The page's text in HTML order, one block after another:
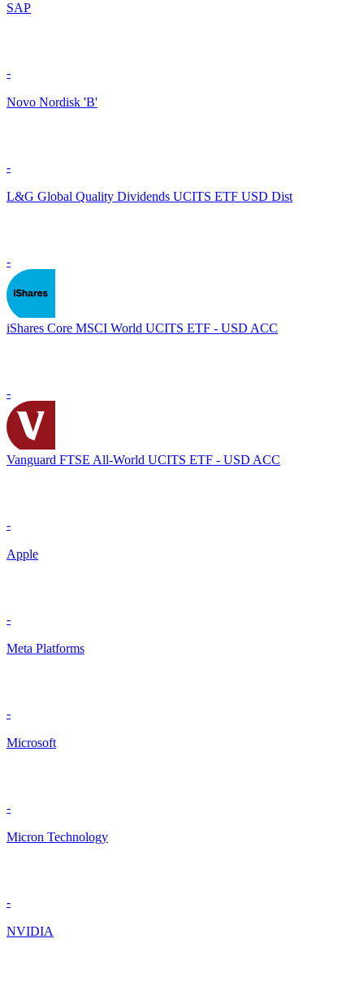
SAP
-
Novo Nordisk 'B'
-
L&G Global Quality Dividends UCITS ETF USD Dist
-
iShares Core MSCI World UCITS ETF - USD ACC
-
Vanguard FTSE All-World UCITS ETF - USD ACC
-
Apple
-
Meta Platforms
-
Microsoft
-
Micron Technology
-
NVIDIA